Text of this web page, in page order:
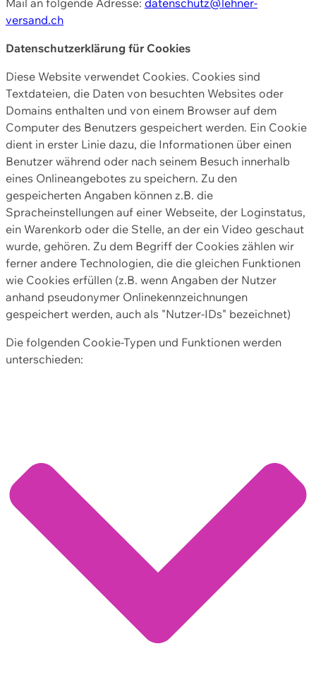
versand.ch
Datenschutzerklärung für Cookies
Diese Website verwendet Cookies. Cookies sind
Textdateien, die Daten von besuchten Websites oder
Domains enthalten und von einem Browser auf dem
Computer des Benutzers gespeichert werden. Ein Cookie
dient in erster Linie dazu, die Informationen über einen
Benutzer während oder nach seinem Besuch innerhalb
eines Onlineangebotes zu speichern. Zu den
gespeicherten Angaben können z.B. die
Spracheinstellungen auf einer Webseite, der Loginstatus,
ein Warenkorb oder die Stelle, an der ein Video geschaut
wurde, gehören. Zu dem Begriff der Cookies zählen wir
ferner andere Technologien, die die gleichen Funktionen
wie Cookies erfüllen (z.B. wenn Angaben der Nutzer
anhand pseudonymer Onlinekennzeichnungen
gespeichert werden, auch als "Nutzer-IDs" bezeichnet)
Die folgenden Cookie-Typen und Funktionen werden
unterschieden: